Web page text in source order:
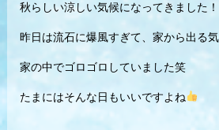
秋らしい涼しい気候になってきました！
昨日は流石に爆風すぎて、家から出る
家の中でゴロゴロしていました笑
たまにはそんな日もいいですよね